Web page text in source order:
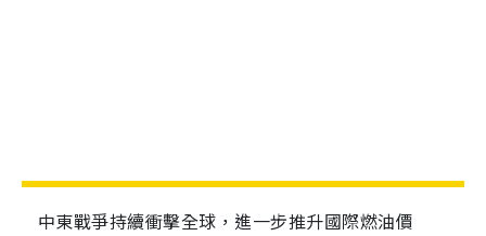
中東戰爭持續衝擊全球，進一步推升國際燃油價